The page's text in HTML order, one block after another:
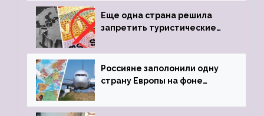
Еще одна страна решила
запретить туристические
Россияне заполонили одну
страну Европы на фоне
виз